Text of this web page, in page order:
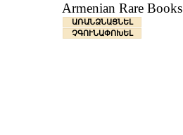
Armenian Rare Books
ԱՌԱՆՁՆԱՑՆԵԼ
ՉԳՈՒՆԱՓՈԽԵԼ